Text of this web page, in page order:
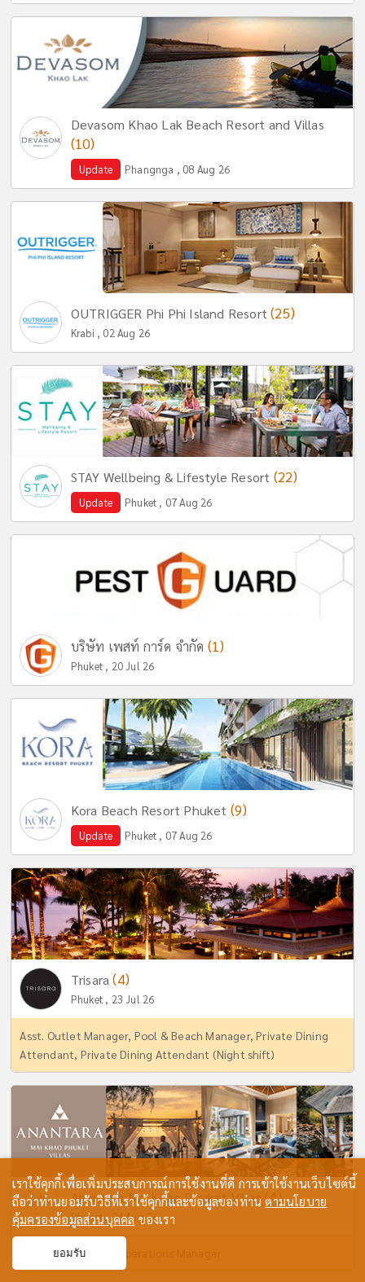
Devasom Khao Lak Beach Resort and Villas
(10)
Update Phangnga , 08 Aug 26
OUTRIGGER Phi Phi Island Resort(25)
Krabi , 02 Aug 26
STAY Wellbeing & Lifestyle Resort (22)
Update Phuket , 07 Aug 26
บริษัท เพสท์ การ์ด จำกัด (1)
Phuket , 20 Jul 26
Kora Beach Resort Phuket (9)
Update Phuket , 07 Aug 26
Trisara(4)
Phuket , 23 Jul 26
Asst. Outlet Manager, Pool & Beach Manager, Private Dining
Attendant, Private Dining Attendant (Night shift)
Anantara Mai Khao Phuket Villas(4)
Phuket , 04 Aug 26
We’re Hiring: Villas Operations Manager
เราใช้คุกกี้เพื่อเพิ่มประสบการณ์การใช้งานที่ดี การเข้าใช้งานเว็บไซต์นี้
ถือว่าท่านยอมรับวิธีที่เราใช้คุกกี้และข้อมูลของท่านตามนโยบาย
คุ้มครองข้อมูลส่วนบุคคล ของเรา
ยอมรับ